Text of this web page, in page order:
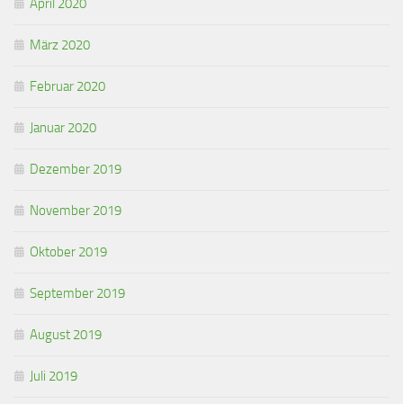
April 2020
März 2020
Februar 2020
Januar 2020
Dezember 2019
November 2019
Oktober 2019
September 2019
August 2019
Juli 2019